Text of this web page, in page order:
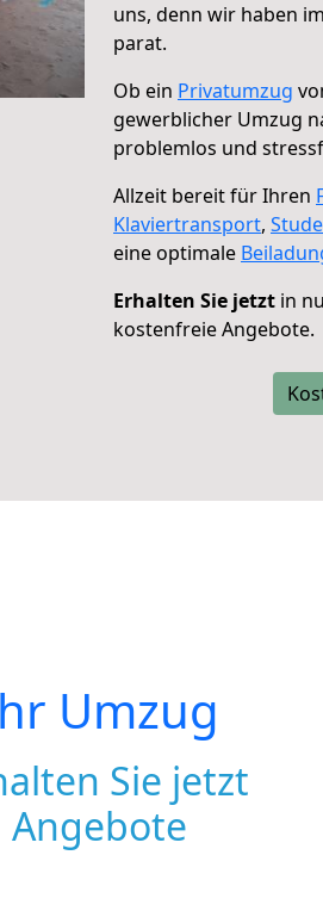
uns, denn wir haben
parat.
Ob ein Privatumzug
gewerblicher Umzug
problemlos und
Allzeit bereit für Ihren
Klaviertransport,
eine optimale
Erhalten Sie jetzt in
kostenfreie Angebote.
Umzug
Sie jetzt
Angebote